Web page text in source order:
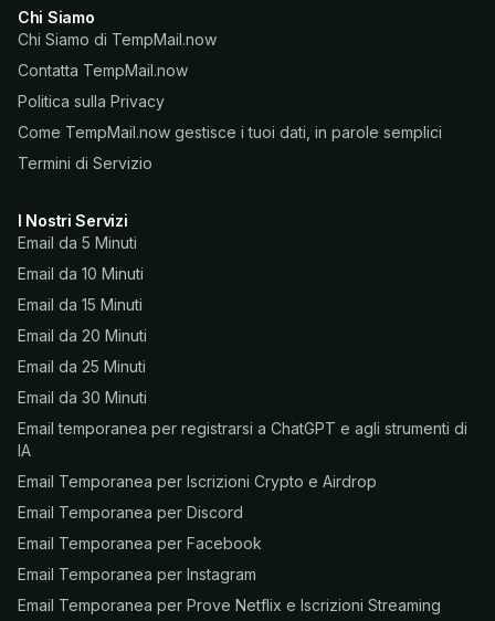
Chi Siamo
Chi Siamo di TempMail.now
Contatta TempMail.now
Politica sulla Privacy
Come TempMail.now gestisce i tuoi dati, in parole semplici
Termini di Servizio
I Nostri Servizi
Email da 5 Minuti
Email da 10 Minuti
Email da 15 Minuti
Email da 20 Minuti
Email da 25 Minuti
Email da 30 Minuti
Email temporanea per registrarsi a ChatGPT e agli strumenti di
IA
Email Temporanea per Iscrizioni Crypto e Airdrop
Email Temporanea per Discord
Email Temporanea per Facebook
Email Temporanea per Instagram
Email Temporanea per Prove Netflix e Iscrizioni Streaming